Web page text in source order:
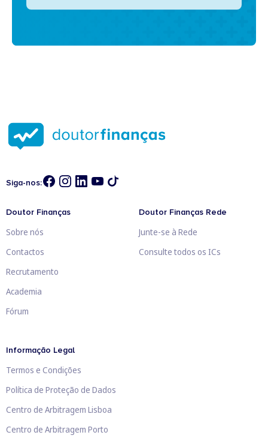
Siga-nos:
Doutor Finanças
Sobre nós
Contactos
Recrutamento
Academia
Fórum
Doutor Finanças Rede
Junte-se à Rede
Consulte todos os ICs
Informação Legal
Termos e Condições
Política de Proteção de Dados
Centro de Arbitragem Lisboa
Centro de Arbitragem Porto